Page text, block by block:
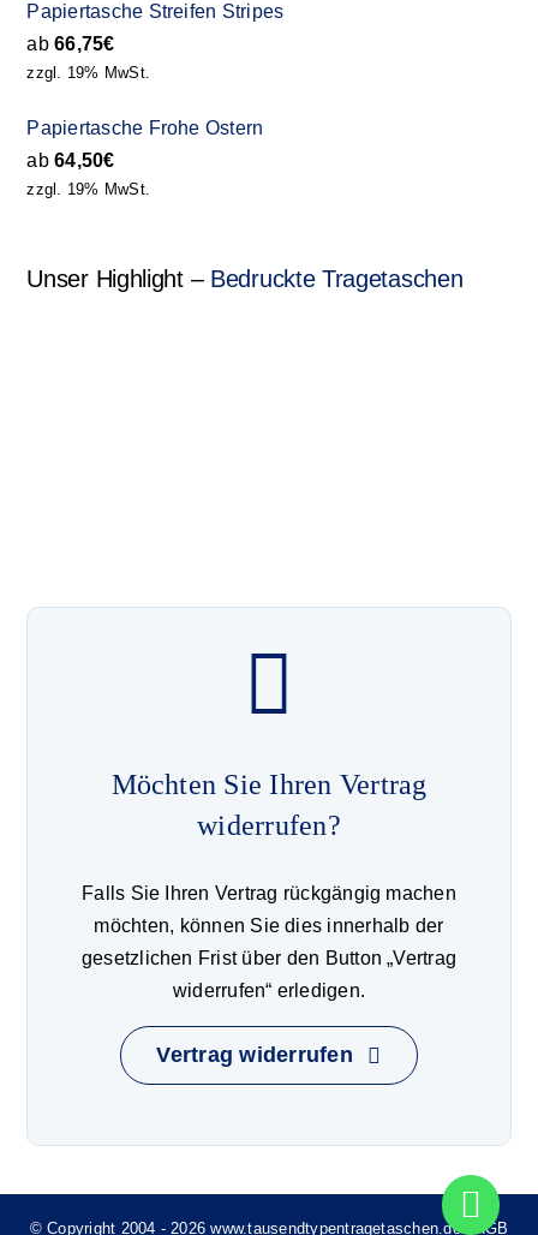
Papiertasche Streifen Stripes
ab66,75€
zzgl. 19% MwSt.
Papiertasche Frohe Ostern
ab64,50€
zzgl. 19% MwSt.
Unser Highlight – Bedruckte Tragetaschen
Möchten Sie Ihren Vertrag
widerrufen?
Falls Sie Ihren Vertrag rückgängig machen
möchten, können Sie dies innerhalb der
gesetzlichen Frist über den Button „Vertrag
widerrufen“ erledigen.
Vertrag widerrufen
© Copyright 2004 - 2026 www.tausendtypentragetaschen.de | AGB